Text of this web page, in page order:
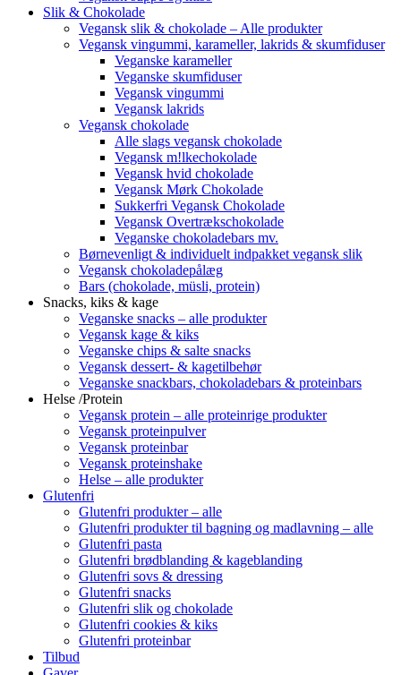
Slik & Chokolade
Vegansk slik & chokolade – Alle produkter
Vegansk vingummi, karameller, lakrids & skumfiduser
Veganske karameller
Veganske skumfiduser
Vegansk vingummi
Vegansk lakrids
Vegansk chokolade
Alle slags vegansk chokolade
Vegansk m!lkechokolade
Vegansk hvid chokolade
Vegansk Mørk Chokolade
Sukkerfri Vegansk Chokolade
Vegansk Overtrækschokolade
Veganske chokoladebars mv.
Børnevenligt & individuelt indpakket vegansk slik
Vegansk chokoladepålæg
Bars (chokolade, müsli, protein)
Snacks, kiks & kage
Veganske snacks – alle produkter
Vegansk kage & kiks
Veganske chips & salte snacks
Vegansk dessert- & kagetilbehør
Veganske snackbars, chokoladebars & proteinbars
Helse /Protein
Vegansk protein – alle proteinrige produkter
Vegansk proteinpulver
Vegansk proteinbar
Vegansk proteinshake
Helse – alle produkter
Glutenfri
Glutenfri produkter – alle
Glutenfri produkter til bagning og madlavning – alle
Glutenfri pasta
Glutenfri brødblanding & kageblanding
Glutenfri sovs & dressing
Glutenfri snacks
Glutenfri slik og chokolade
Glutenfri cookies & kiks
Glutenfri proteinbar
Tilbud